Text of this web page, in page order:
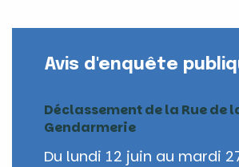
Avis d'enquête
Déclassement de la Rue de
Gendarmerie
Du lundi 12 juin au mardi